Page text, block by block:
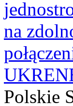
na
Polskie